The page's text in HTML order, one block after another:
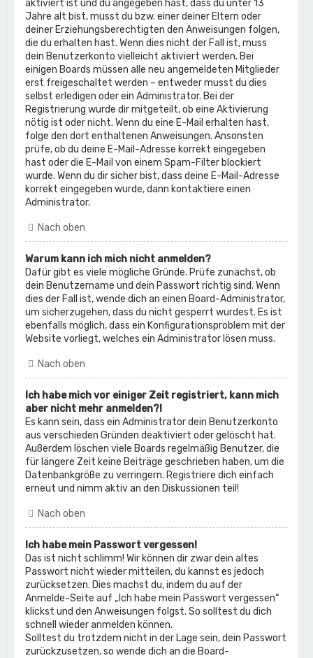
aktiviert ist und du angegeben hast, dass du unter 13
Jahre alt bist, musst du bzw. einer deiner Eltern oder
deiner Erziehungsberechtigten den Anweisungen folgen,
die du erhalten hast. Wenn dies nicht der Fall ist, muss
dein Benutzerkonto vielleicht aktiviert werden. Bei
einigen Boards müssen alle neu angemeldeten Mitglieder
erst freigeschaltet werden – entweder musst du dies
selbst erledigen oder ein Administrator. Bei der
Registrierung wurde dir mitgeteilt, ob eine Aktivierung
nötig ist oder nicht. Wenn du eine E-Mail erhalten hast,
folge den dort enthaltenen Anweisungen. Ansonsten
prüfe, ob du deine E-Mail-Adresse korrekt eingegeben
hast oder die E-Mail von einem Spam-Filter blockiert
wurde. Wenn du dir sicher bist, dass deine E-Mail-Adresse
korrekt eingegeben wurde, dann kontaktiere einen
Administrator.
Nach oben
Warum kann ich mich nicht anmelden?
Dafür gibt es viele mögliche Gründe. Prüfe zunächst, ob
dein Benutzername und dein Passwort richtig sind. Wenn
dies der Fall ist, wende dich an einen Board-Administrator,
um sicherzugehen, dass du nicht gesperrt wurdest. Es ist
ebenfalls möglich, dass ein Konfigurationsproblem mit der
Website vorliegt, welches ein Administrator lösen muss.
Nach oben
Ich habe mich vor einiger Zeit registriert, kann mich
aber nicht mehr anmelden?!
Es kann sein, dass ein Administrator dein Benutzerkonto
aus verschieden Gründen deaktiviert oder gelöscht hat.
Außerdem löschen viele Boards regelmäßig Benutzer, die
für längere Zeit keine Beiträge geschrieben haben, um die
Datenbankgröße zu verringern. Registriere dich einfach
erneut und nimm aktiv an den Diskussionen teil!
Nach oben
Ich habe mein Passwort vergessen!
Das ist nicht schlimm! Wir können dir zwar dein altes
Passwort nicht wieder mitteilen, du kannst es jedoch
zurücksetzen. Dies machst du, indem du auf der
Anmelde-Seite auf „Ich habe mein Passwort vergessen“
klickst und den Anweisungen folgst. So solltest du dich
schnell wieder anmelden können.
Solltest du trotzdem nicht in der Lage sein, dein Passwort
zurückzusetzen, so wende dich an die Board-